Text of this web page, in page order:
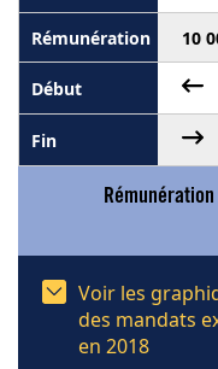
10
Voir les
des mandats
en 2018